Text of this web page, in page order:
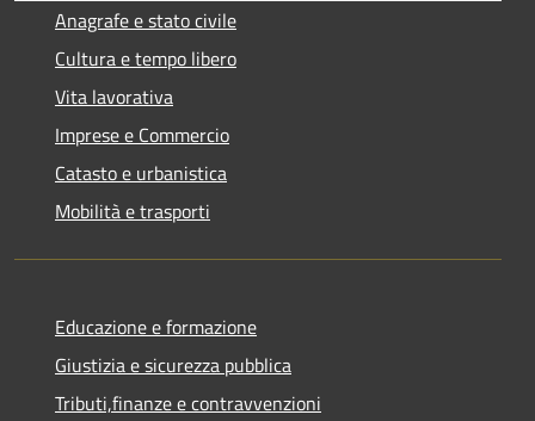
Anagrafe e stato civile
Cultura e tempo libero
Vita lavorativa
Imprese e Commercio
Catasto e urbanistica
Mobilità e trasporti
Educazione e formazione
Giustizia e sicurezza pubblica
Tributi,finanze e contravvenzioni